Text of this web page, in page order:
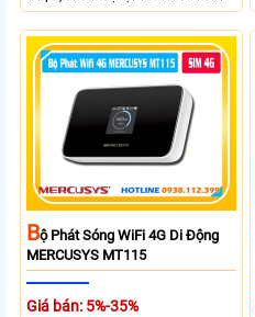
nối đường dài trên 10 km trong
điều kiện phù hợp. Trang bị cổng
Ethernet Shielded 10/100 Mbps, hỗ
trợ PoE Passive, MAXtream TDMA,
quản lý tập trung và phân tích
quang phổ. Chuẩn IPX5 giúp tăng
khả năng chống chịu thời tiết.
BỘ Phát Sóng WiFi 4G Di Động
MERCUSYS MT115
Giá bán: 5%-35%